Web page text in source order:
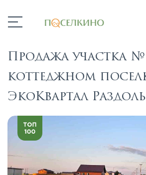
Продажа участка №
коттеджном
ЭкоКвартал